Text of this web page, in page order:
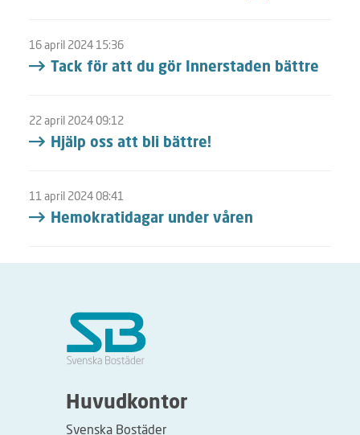
16 april 2024 15:36
Tack för att du gör Innerstaden bättre
22 april 2024 09:12
Hjälp oss att bli bättre!
11 april 2024 08:41
Hemokratidagar under våren
Huvudkontor
Svenska Bostäder